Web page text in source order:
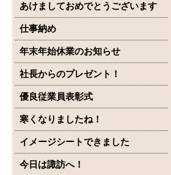
あけましておめでとうございます
仕事納め
年末年始休業のお知らせ
社長からのプレゼント！
優良従業員表彰式
寒くなりましたね！
イメージシートできました
今日は諏訪へ！